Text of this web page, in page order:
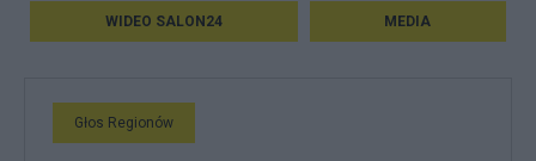
WIDEO SALON24 MEDIA
Głos Regionów